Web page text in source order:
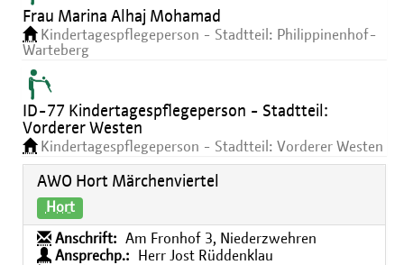
Frau Marina Alhaj Mohamad
Kindertagespflegeperson - Stadtteil: Philippinenhof-
Warteberg
ID-77 Kindertagespflegeperson - Stadtteil:
Vorderer Westen
Kindertagespflegeperson - Stadtteil: Vorderer Westen
AWO Hort Märchenviertel
Hort
Anschrift:
Am Fronhof 3, Niederzwehren
Ansprechp.:
Herr Jost Rüddenklau